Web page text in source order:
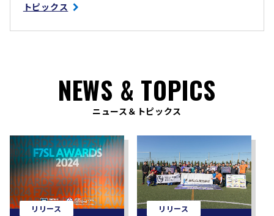
トピックス
NEWS & TOPICS
ニュース＆トピックス
リリース
リリース